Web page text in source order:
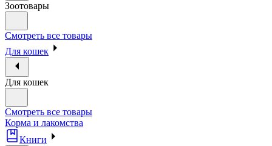
Зоотовары
Смотреть все товары
Для кошек
Для кошек
Смотреть все товары
Корма и лакомства
Книги